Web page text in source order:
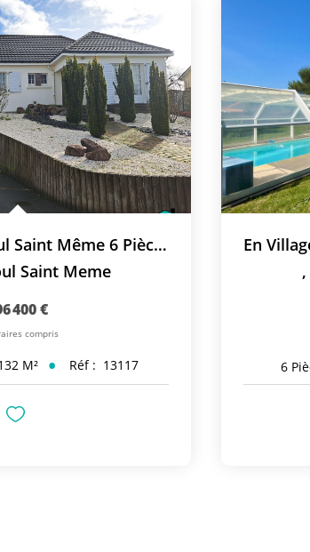
Maison Machecoul Saint Même 6 Pièce(s) 131.54 M2
Saint Meme
400 €
compris
M² Réf : 13117
,
6